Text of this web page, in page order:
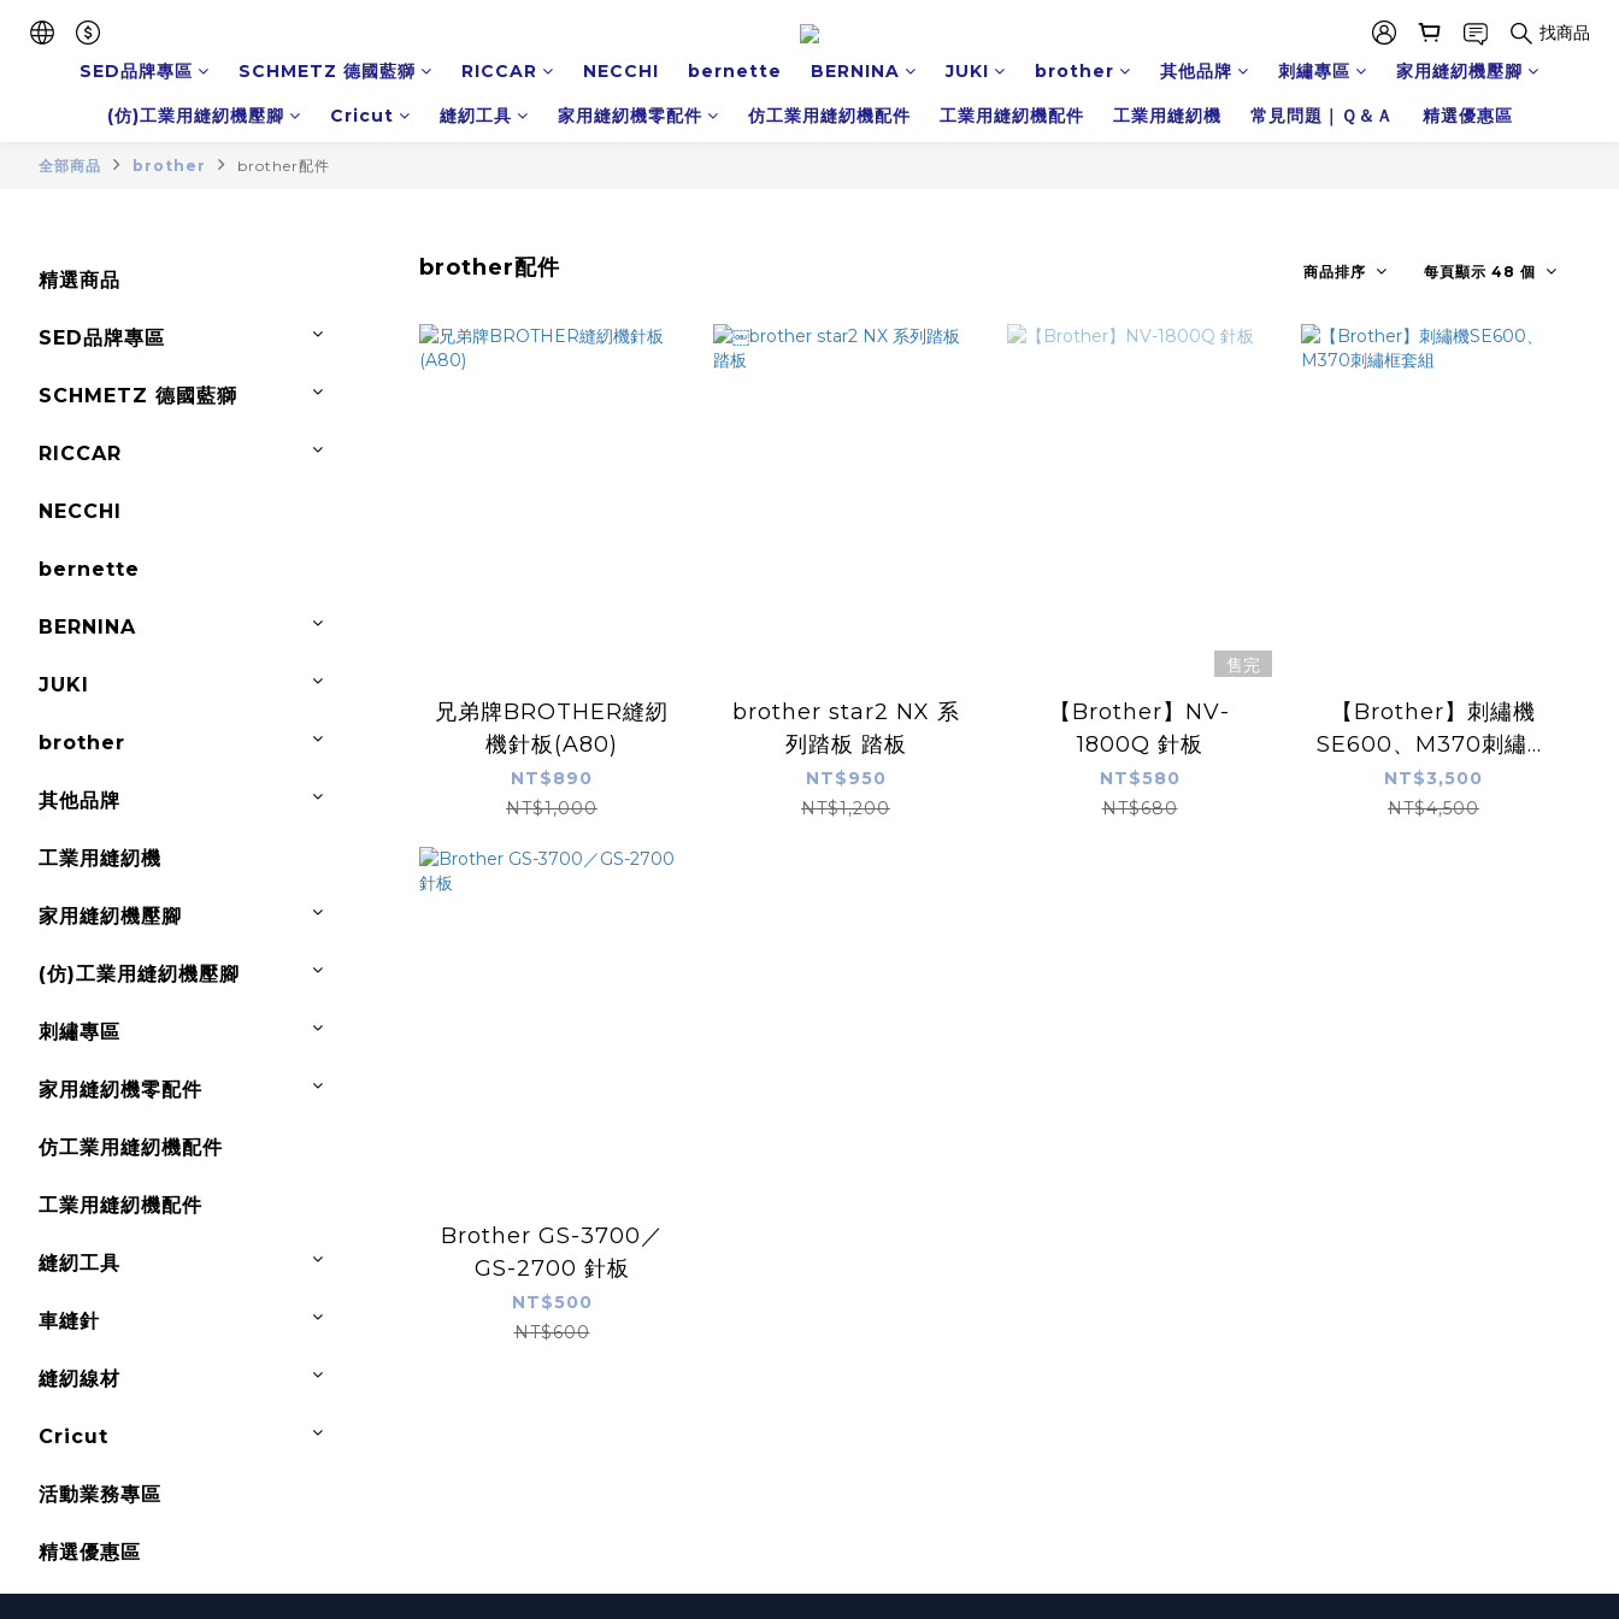
找商品
SED品牌專區
SCHMETZ 德國藍獅 RICCAR NECCHI bernette BERNINA JUKI brother 其他品牌 刺繡專區 家用縫紉機壓腳
(仿)工業用縫紉機壓腳 Cricut 縫紉工具 家用縫紉機零配件 仿工業用縫紉機配件 工業用縫紉機配件 工業用縫紉機 常見問題｜Ｑ＆Ａ 精選優惠區
全部商品 brother brother配件
精選商品
SED品牌專區
SCHMETZ 德國藍獅
RICCAR
NECCHI
bernette
BERNINA
JUKI
brother
其他品牌
工業用縫紉機
家用縫紉機壓腳
(仿)工業用縫紉機壓腳
刺繡專區
家用縫紉機零配件
仿工業用縫紉機配件
工業用縫紉機配件
縫紉工具
車縫針
縫紉線材
Cricut
活動業務專區
精選優惠區
brother配件 商品排序 每頁顯示 48 個
兄弟牌BROTHER縫紉
機針板(A80)
NT$890
NT$1,000
￼brother star2 NX 系
列踏板 踏板
NT$950
NT$1,200
售完
【Brother】NV-
1800Q 針板
NT$580
NT$680
【Brother】刺繡機
SE600、M370刺繡框
套組
NT$3,500
NT$4,500
Brother GS-3700／
GS-2700 針板
NT$500
NT$600